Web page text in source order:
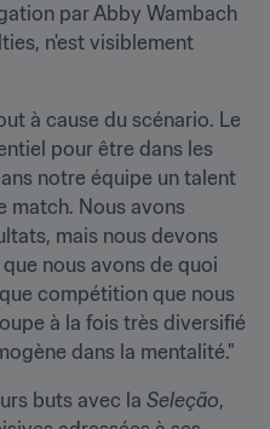
par Abby Wambach
n'est visiblement
à cause du scénario. Le
pour être dans les
notre équipe un talent
match. Nous avons
mais nous devons
nous avons de quoi
compétition que nous
à la fois très diversifié
dans la mentalité."
buts avec la Seleção,